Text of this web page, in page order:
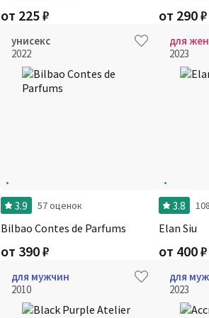
от 225₽ от 290₽
унисекс
2022
3.9 57 оценок
Bilbao Contes de Parfums
от 390₽
для
2023
3.8
Elan Siu
от 400₽
для мужчин
2010
для
2023